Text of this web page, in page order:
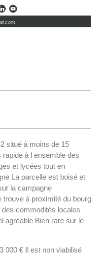
situé à moins de 15
à l ensemble des
et lycées tout en
La parcelle est boisé et
la campagne
à proximité du bourg
commodités locales
agréable Bien rare sur le
000 € Il est non viabilisé